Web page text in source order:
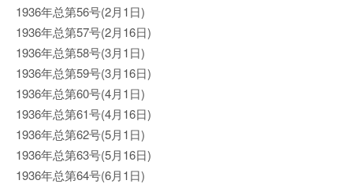
1936年总第56号(2月1日)
1936年总第57号(2月16日)
1936年总第58号(3月1日)
1936年总第59号(3月16日)
1936年总第60号(4月1日)
1936年总第61号(4月16日)
1936年总第62号(5月1日)
1936年总第63号(5月16日)
1936年总第64号(6月1日)